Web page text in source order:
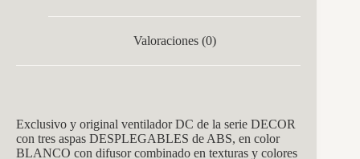
Valoraciones (0)
Exclusivo y original ventilador DC de la serie DECOR
con tres aspas DESPLEGABLES de ABS, en color
BLANCO con difusor combinado en texturas y colores